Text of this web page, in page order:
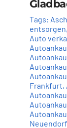
Tags:
entsorgen,
Auto
Frankfurt,
Neuendorf